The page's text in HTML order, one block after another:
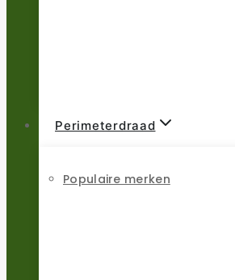
Perimeterdraad
Populaire merken